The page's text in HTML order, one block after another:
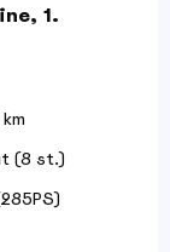
1.
(8 st.)